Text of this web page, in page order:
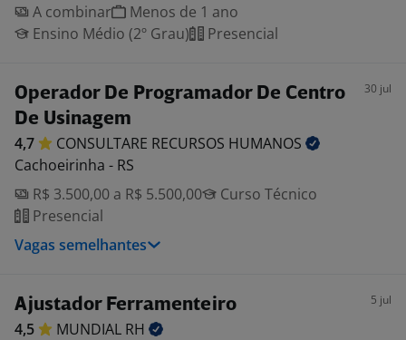
A combinar
Menos de 1 ano
Ensino Médio (2º Grau)
Presencial
Operador De Programador De Centro
De Usinagem
30 jul
4,7 CONSULTARE RECURSOS HUMANOS
Cachoeirinha - RS
R$ 3.500,00 a R$ 5.500,00
Curso Técnico
Presencial
Vagas semelhantes
Ajustador Ferramenteiro 5 jul
4,5 MUNDIAL RH